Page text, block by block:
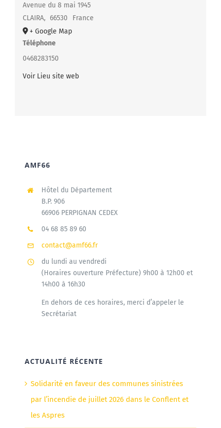
Avenue du 8 mai 1945
CLAIRA, 66530
France
+ Google Map
Téléphone
0468283150
Voir Lieu site web
AMF66
Hôtel du Département
B.P. 906
66906 PERPIGNAN CEDEX
04 68 85 89 60
contact@amf66.fr
du lundi au vendredi
(Horaires ouverture Préfecture) 9h00 à 12h00 et
14h00 à 16h30
En dehors de ces horaires, merci d’appeler le
Secrétariat
ACTUALITÉ RÉCENTE
Solidarité en faveur des communes sinistrées
par l’incendie de juillet 2026 dans le Conflent et
les Aspres